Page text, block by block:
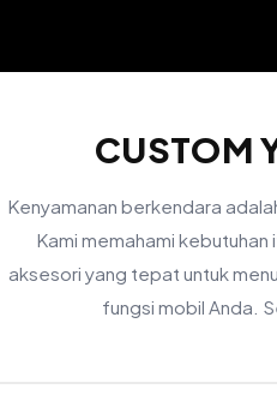
CUSTOM
Kenyamanan berkendara
Kami memahami
aksesori yang tepat untuk
fungsi mobil Anda.